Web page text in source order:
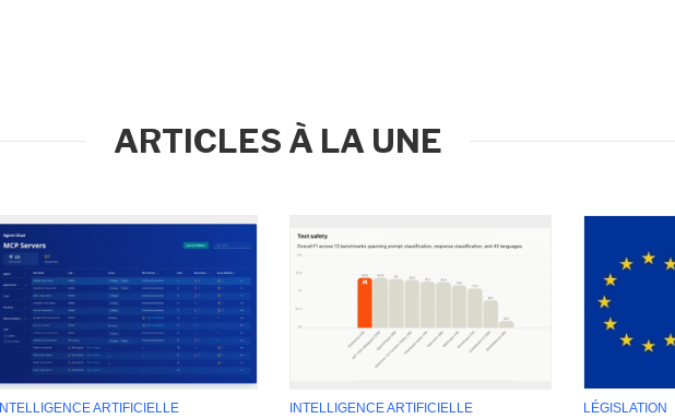
ARTICLES À LA UNE
INTELLIGENCE ARTIFICIELLE INTELLIGENCE ARTIFICIELLE LÉGISLATION